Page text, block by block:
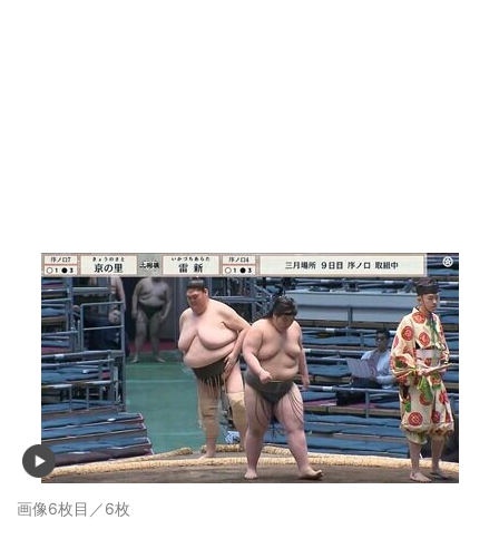
画像6枚目／6枚